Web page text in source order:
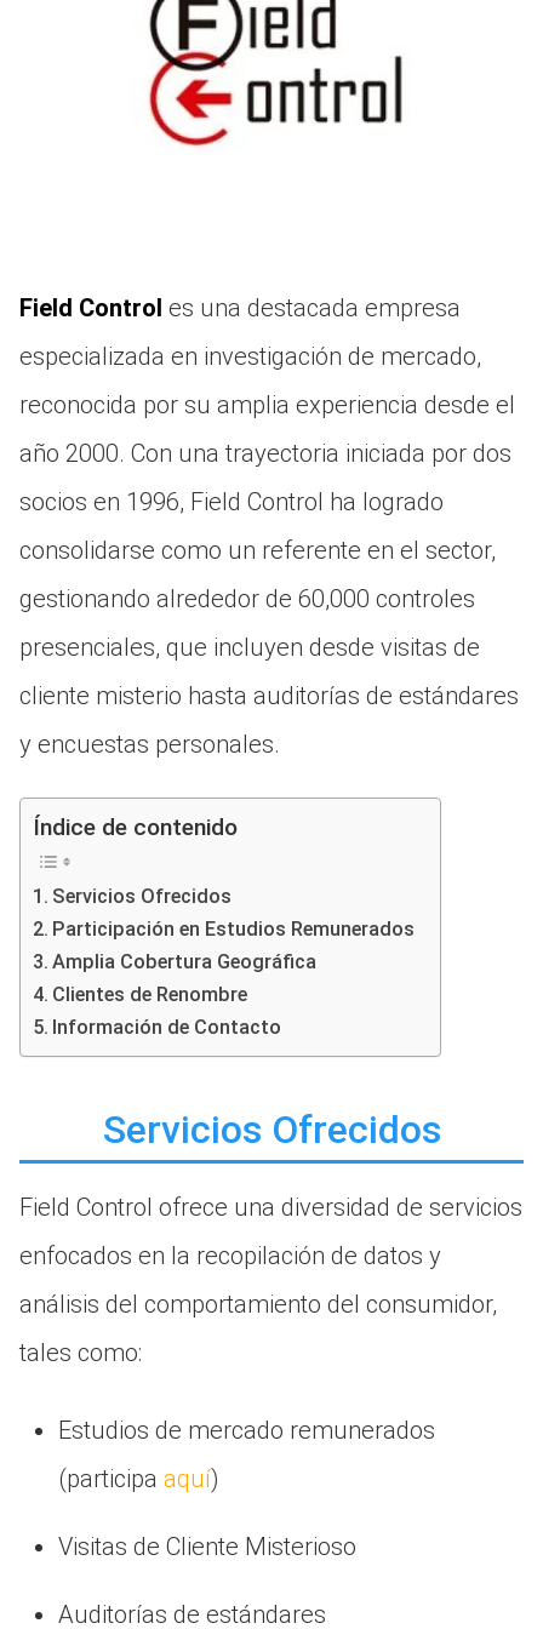
Field Control es una destacada empresa
especializada en investigación de mercado,
reconocida por su amplia experiencia desde el
año 2000. Con una trayectoria iniciada por dos
socios en 1996, Field Control ha logrado
consolidarse como un referente en el sector,
gestionando alrededor de 60,000 controles
presenciales, que incluyen desde visitas de
cliente misterio hasta auditorías de estándares
y encuestas personales.
Índice de contenido
Servicios Ofrecidos
Participación en Estudios Remunerados
Amplia Cobertura Geográfica
Clientes de Renombre
Información de Contacto
Servicios Ofrecidos
Field Control ofrece una diversidad de servicios
enfocados en la recopilación de datos y
análisis del comportamiento del consumidor,
tales como:
Estudios de mercado remunerados
(participa aquí)
Visitas de Cliente Misterioso
Auditorías de estándares